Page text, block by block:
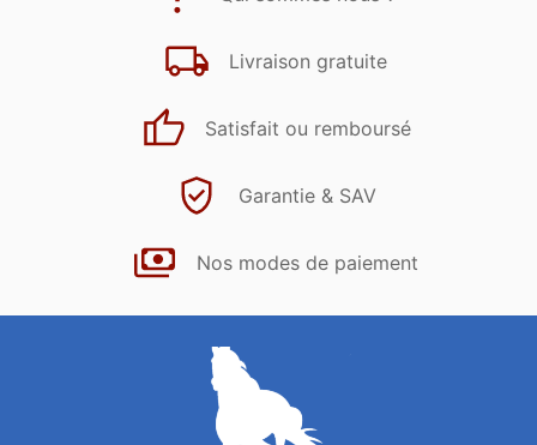
Livraison gratuite
Satisfait ou remboursé
Garantie & SAV
Nos modes de paiement